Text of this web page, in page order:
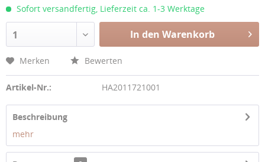
Sofort versandfertig, Lieferzeit ca. 1-3 Werktage
1 In den Warenkorb
Merken Bewerten
Artikel-Nr.: HA2011721001
Beschreibung
mehr